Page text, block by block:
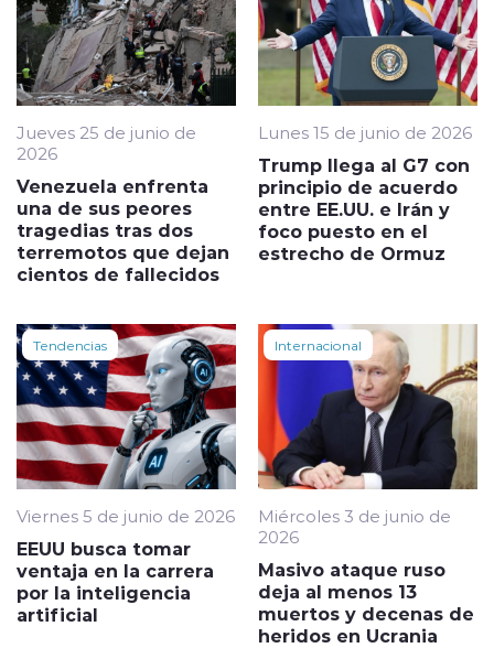
Jueves 25 de junio de
2026
Venezuela enfrenta
una de sus peores
tragedias tras dos
terremotos que dejan
cientos de fallecidos
Lunes 15 de junio de 2026
Trump llega al G7 con
principio de acuerdo
entre EE.UU. e Irán y
foco puesto en el
estrecho de Ormuz
Tendencias
Viernes 5 de junio de 2026
EEUU busca tomar
ventaja en la carrera
por la inteligencia
artificial
Internacional
Miércoles 3 de junio de
2026
Masivo ataque ruso
deja al menos 13
muertos y decenas de
heridos en Ucrania